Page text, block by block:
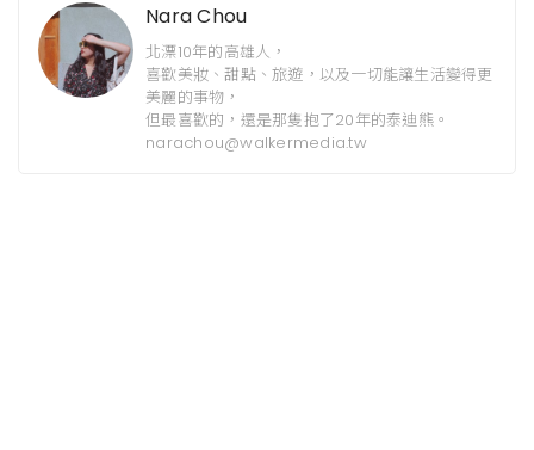
Nara Chou
北漂10年的高雄人，
喜歡美妝、甜點、旅遊，以及一切能讓生活變得更
美麗的事物，
但最喜歡的，還是那隻抱了20年的泰迪熊。
narachou@walkermedia.tw